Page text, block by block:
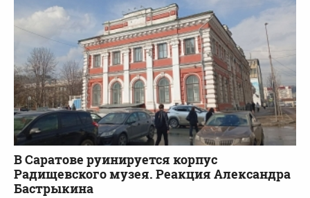
В Саратове руинируется корпус
Радищевского музея. Реакция Александра
Бастрыкина